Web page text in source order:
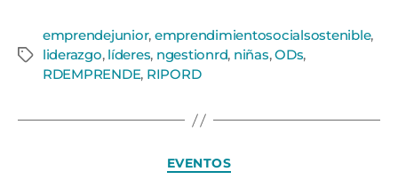
emprendejunior, emprendimientosocialsostenible,
liderazgo, líderes, ngestionrd, niñas,ODs,
RDEMPRENDE, RIPORD
EVENTOS